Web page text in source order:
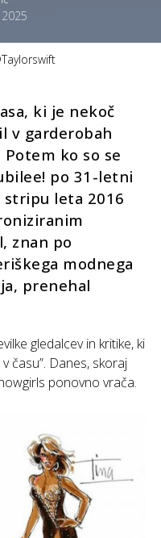
ki je nekoč
v garderobah
ko so se
po 31-letni
stripu leta 2016
znan po
modnega
prenehal
gledalcev in kritike, ki
času”. Danes, skoraj
ponovno vrača.